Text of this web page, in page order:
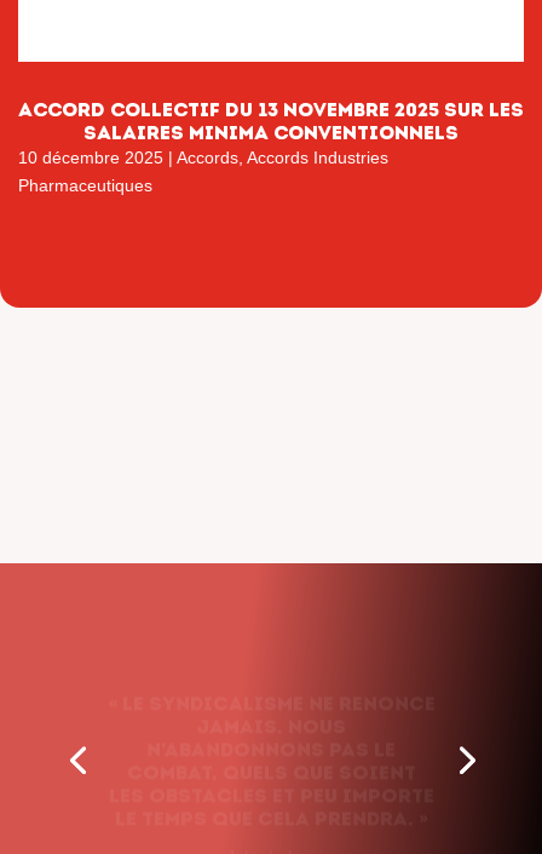
ACCORD COLLECTIF DU 13 NOVEMBRE 2025 SUR LES
SALAIRES MINIMA CONVENTIONNELS
10 décembre 2025 | Accords Accords Industries
Pharmaceutiques